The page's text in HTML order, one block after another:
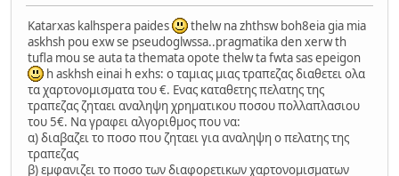
Katarxas kalhspera paides
thelw na zhthsw boh8eia gia mia
askhsh pou exw se pseudoglwssa..pragmatika den xerw th
tufla mou se auta ta themata opote thelw ta fwta sas epeigon
h askhsh einai h exhs: ο ταμιας μιας τραπεζας διαθετει ολα
τα χαρτονομισματα του €. Ενας καταθετης πελατης της
τραπεζας ζηταει αναληψη χρηματικου ποσου πολλαπλασιου
του 5€. Να γραφει αλγοριθμος που να:
α) διαβαζει το ποσο που ζηταει για αναληψη ο πελατης της
τραπεζας
β) εμφανιζει το ποσο των διαφορετικων χαρτονομισματων